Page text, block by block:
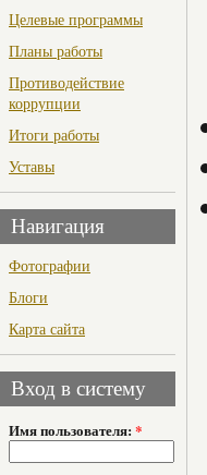
Целевые программы
Планы работы
Противодействие
коррупции
Итоги работы
Уставы
Навигация
Фотографии
Блоги
Карта сайта
Вход в систему
Имя пользователя: *